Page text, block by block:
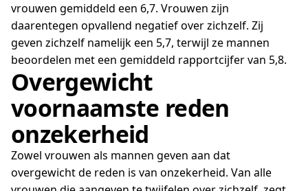
vrouwen gemiddeld een 6,7. Vrouwen zijn
daarentegen opvallend negatief over zichzelf. Zij
geven zichzelf namelijk een 5,7, terwijl ze mannen
beoordelen met een gemiddeld rapportcijfer van 5,8.
Overgewicht
voornaamste reden
onzekerheid
Zowel vrouwen als mannen geven aan dat
overgewicht de reden is van onzekerheid. Van alle